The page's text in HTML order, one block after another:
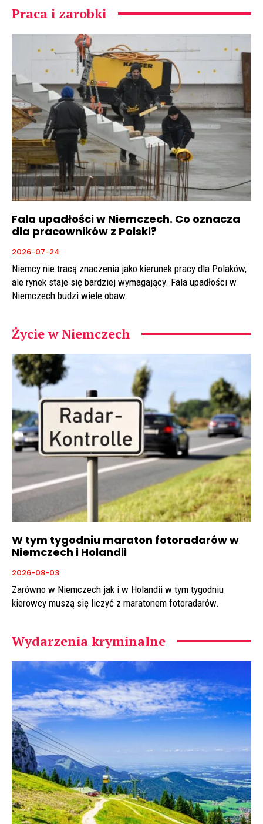
Praca i zarobki
Fala upadłości w Niemczech. Co oznacza
dla pracowników z Polski?
2026-07-24
Niemcy nie tracą znaczenia jako kierunek pracy dla Polaków,
ale rynek staje się bardziej wymagający. Fala upadłości w
Niemczech budzi wiele obaw.
Życie w Niemczech
W tym tygodniu maraton fotoradarów w
Niemczech i Holandii
2026-08-03
Zarówno w Niemczech jak i w Holandii w tym tygodniu
kierowcy muszą się liczyć z maratonem fotoradarów.
Wydarzenia kryminalne